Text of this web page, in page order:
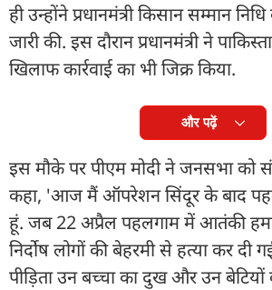
ही उन्होंने प्रधानमंत्री किसान सम्मान
जारी की. इस दौरान प्रधानमंत्री ने
खिलाफ कार्रवाई का भी जिक्र किया.
और पढ़ें
इस मौके पर पीएम मोदी ने जनसभा को
कहा, 'आज मैं ऑपरेशन सिंदूर के बाद
हूं. जब 22 अप्रैल पहलगाम में आतंकी
निर्दोष लोगों की बेहरमी से हत्या कर दी
पीड़िता उन बच्चा का दुख और उन बेटियों